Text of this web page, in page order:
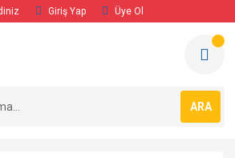
Giriş Yap Üye Ol
ARA